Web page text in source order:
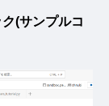
(サンプルコ